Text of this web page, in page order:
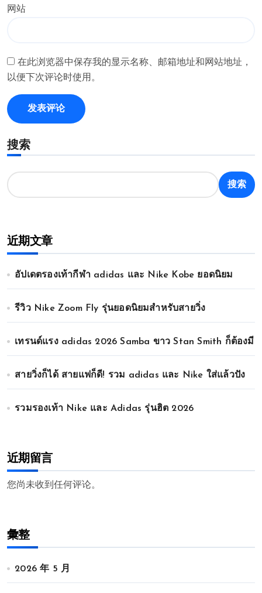
网站
在此浏览器中保存我的显示名称、邮箱地址和网站地址，
以便下次评论时使用。
搜索
搜索
近期文章
อัปเดตรองเท้ากีฬา adidas และ Nike Kobe ยอดนิยม
รีวิว Nike Zoom Fly รุ่นยอดนิยมสำหรับสายวิ่ง
เทรนด์แรง adidas 2026 Samba ขาว Stan Smith ก็ต้องมี
สายวิ่งก็ได้ สายแฟก็ดี! รวม adidas และ Nike ใส่แล้วปัง
รวมรองเท้า Nike และ Adidas รุ่นฮิต 2026
近期留言
您尚未收到任何评论。
彙整
2026 年 5 月